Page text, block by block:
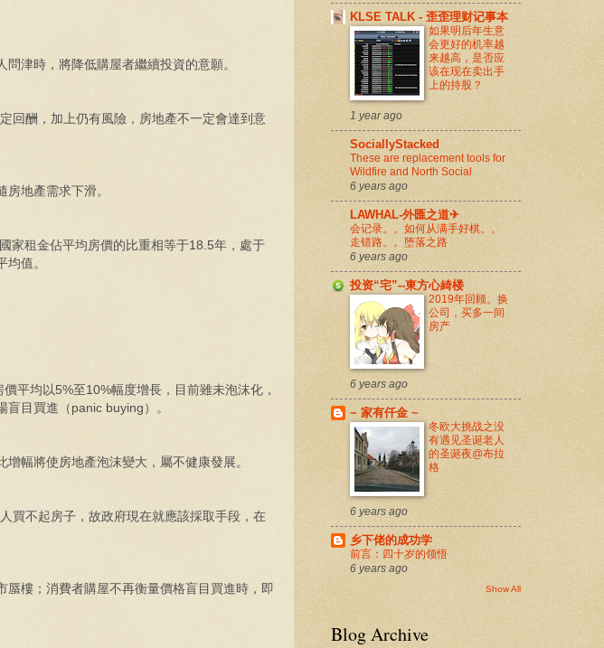
津時，將降低購屋者繼續投資的意願。
回酬，加上仍有風險，房地產不一定會達到意
地產需求下滑。
家租金佔平均房價的比重相等于18.5年，處于
值。
平均以5%至10%幅度增長，目前雖未泡沫化，
目買進（panic buying）。
幅將使房地產泡沫變大，屬不健康發展。
買不起房子，故政府現在就應該採取手段，在
樓；消費者購屋不再衡量價格盲目買進時，即
KLSE TALK - 歪歪理财记事本
如果明后年生意
会更好的机率越
来越高，是否应
该在现在卖出手
上的持股？
1 year ago
SociallyStacked
These are replacement tools for
Wildfire and North Social
6 years ago
LAWHAL-外匯之道✈
会记录。。如何从满手好棋。。
走错路。。堕落之路
6 years ago
投资“宅”--東方心綺楼
2019年回顾。换
公司，买多一间
房产
6 years ago
~ 家有仟金 ~
冬欧大挑战之没
有遇见圣诞老人
的圣诞夜@布拉
格
6 years ago
乡下佬的成功学
前言：四十岁的领悟
6 years ago
Show All
Blog Archive